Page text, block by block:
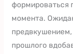
формироваться
момента.
прошлого